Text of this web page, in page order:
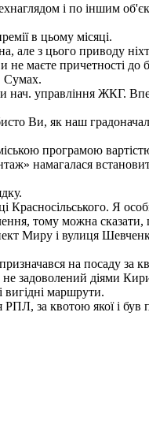
і по іншим
в цьому місяці.
з цього приводу
маєте причетності
Сумах.
управління ЖКГ.
Ви, як наш
програмою
намагалася
Я
тому можна
Миру і вулиця
на посаду за
задоволений діями
вигідні маршрути.
за квотою якої і був